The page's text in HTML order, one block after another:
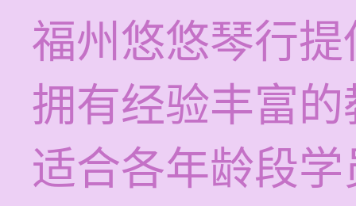
福州悠悠琴行
拥有经验丰富
适合各年龄段